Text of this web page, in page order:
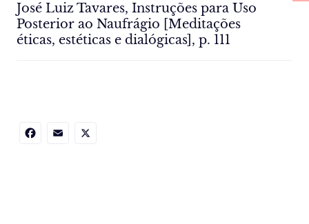
José Luiz Tavares, Instruções para Uso
Posterior ao Naufrágio [Meditações
éticas, estéticas e dialógicas], p. 111